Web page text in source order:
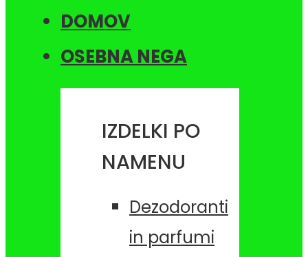
DOMOV
OSEBNA NEGA
IZDELKI PO
NAMENU
Dezodoranti
in parfumi